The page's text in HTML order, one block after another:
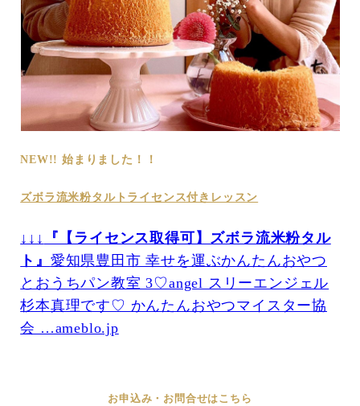
NEW!! 始まりました！！
ズボラ流米粉タルトライセンス付きレッスン
↓↓↓
『【ライセンス取得可】ズボラ流米粉タル
ト』 愛知県豊田市 幸せを運ぶかんたんおやつ
とおうちパン教室 3♡angel スリーエンジェル
杉本真理です♡ かんたんおやつマイスター協
会 …ameblo.jp
お申込み・お問合せはこちら